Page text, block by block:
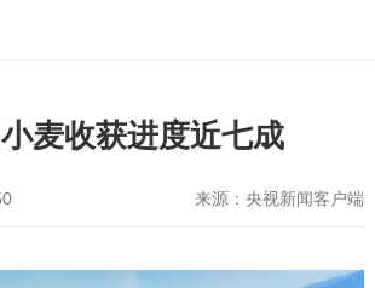
麦收获进度近七成
来源：央视新闻客户端